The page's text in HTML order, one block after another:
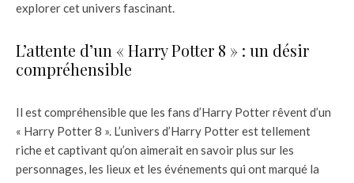
explorer cet univers fascinant.
L’attente d’un « Harry Potter 8 » : un désir
compréhensible
Il est compréhensible que les fans d’Harry Potter rêvent d’un
« Harry Potter 8 ». L’univers d’Harry Potter est tellement
riche et captivant qu’on aimerait en savoir plus sur les
personnages, les lieux et les événements qui ont marqué la